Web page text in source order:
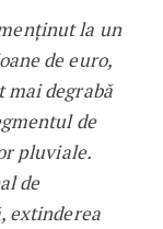
la un
de euro,
degrabă
de
pluviale.
de
extinderea